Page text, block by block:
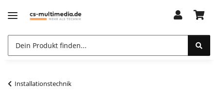
Installationstechnik